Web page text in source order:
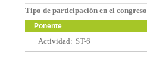
Tipo de participación en el congreso
Ponente
Actividad: ST-6